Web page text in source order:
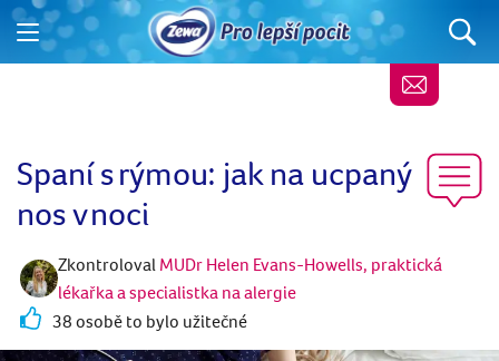
Spaní s rýmou: jak na ucpaný
nos v noci
Zkontroloval MUDr Helen Evans-Howells, praktická
lékařka a specialistka na alergie
38 osobě to bylo užitečné